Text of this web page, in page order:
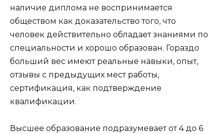
наличие диплома не воспринимается
обществом как доказательство того, что
человек действительно обладает знаниями по
специальности и хорошо образован. Гораздо
больший вес имеют реальные навыки, опыт,
отзывы с предыдущих мест работы,
сертификация, как подтверждение
квалификации.
Высшее образование подразумевает от 4 до 6